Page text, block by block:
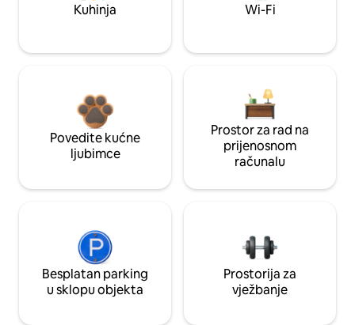
Kuhinja Wi-Fi
Povedite kućne
ljubimce
Prostor za rad na
prijenosnom
računalu
Besplatan parking
u sklopu objekta
Prostorija za
vježbanje